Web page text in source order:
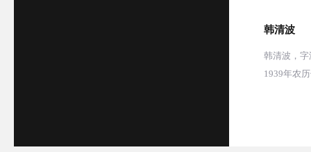
韩清波
韩清波，
1939年农